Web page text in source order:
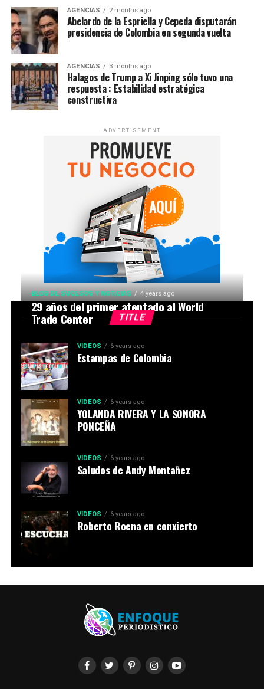
AGENCIAS 2 months ago
Abelardo de la Espriella y Cepeda disputarán
presidencia de Colombia en segunda vuelta
AGENCIAS 3 months ago
Halagos de Trump a Xi Jinping sólo tuvo una
respuesta : Estabilidad estratégica
constructiva
ADVERTISEMENT
TITLE
BLOG DE SUCESOS Y NOTICIAS 4 years ago
29 años del primer atentado al World
Trade Center
VIDEOS 6 years ago
Estampas de Colombia
VIDEOS 6 years ago
YOLANDA RIVERA Y LA SONORA
PONCEÑA
VIDEOS 6 years ago
Saludos de Andy Montañez
VIDEOS 6 years ago
Roberto Roena en conxierto